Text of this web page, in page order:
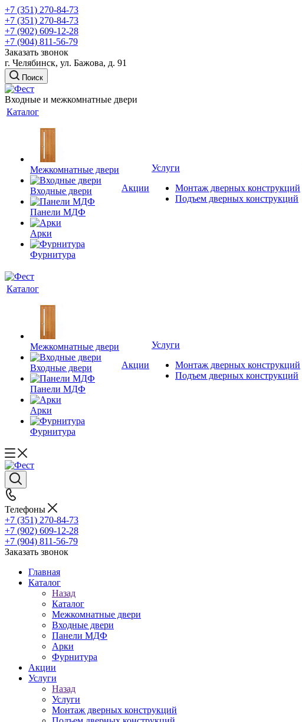
+7 (351) 270-84-73
+7 (351) 270-84-73
+7 (902) 609-12-28
+7 (904) 811-56-79
Заказать звонок
г. Челябинск, ул. Бажова, д. 91
Поиск
Входные и межкомнатные двери
Каталог
Межкомнатные двери
Входные двери
Панели МДФ
Арки
Фурнитура
Акции
Услуги
Монтаж дверных конструкций
Подъем дверных конструкций
Каталог
Межкомнатные двери
Входные двери
Панели МДФ
Арки
Фурнитура
Акции
Услуги
Монтаж дверных конструкций
Подъем дверных конструкций
Телефоны
+7 (351) 270-84-73
+7 (902) 609-12-28
+7 (904) 811-56-79
Заказать звонок
Главная
Каталог
Назад
Каталог
Межкомнатные двери
Входные двери
Панели МДФ
Арки
Фурнитура
Акции
Услуги
Назад
Услуги
Монтаж дверных конструкций